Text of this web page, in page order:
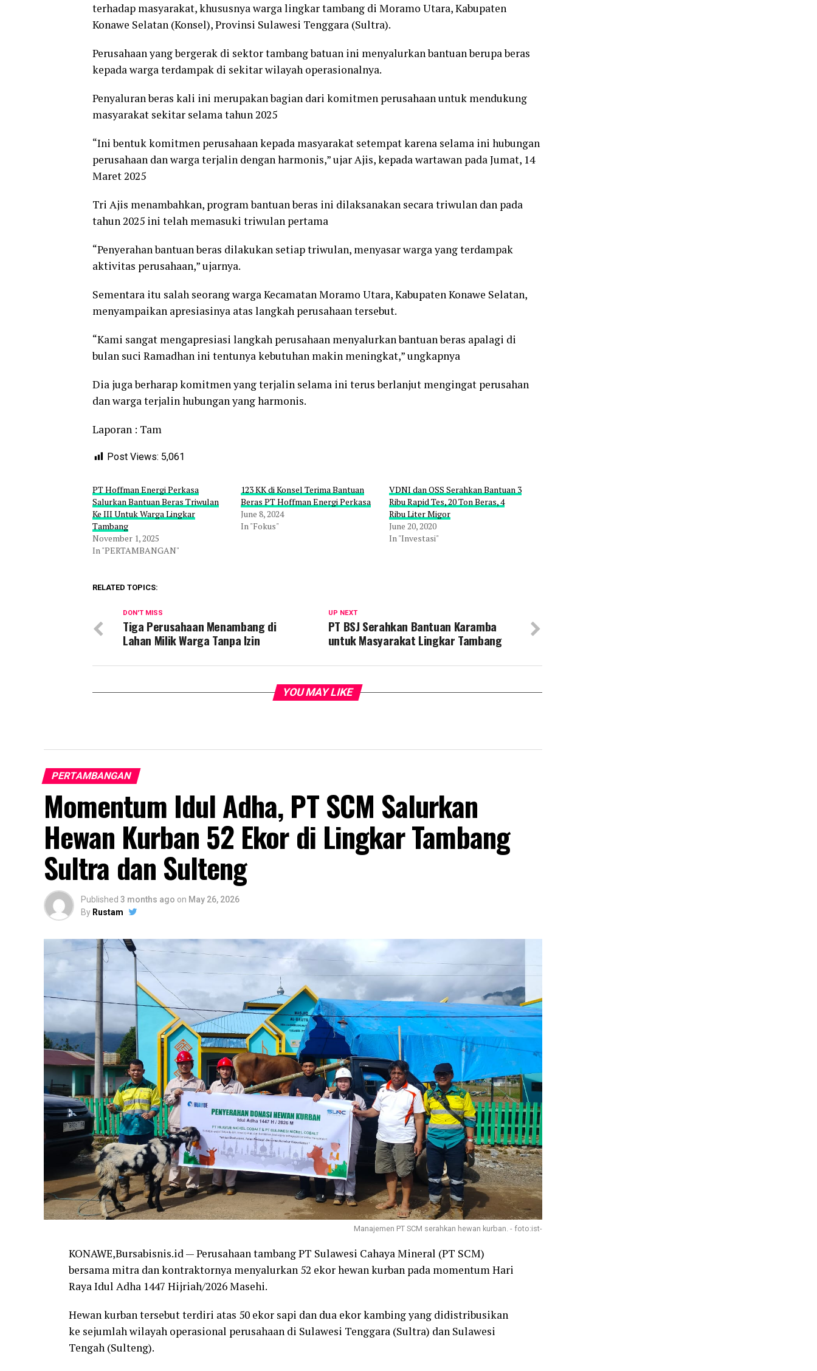
terhadap masyarakat, khususnya warga lingkar tambang di Moramo Utara, Kabupaten
Konawe Selatan (Konsel), Provinsi Sulawesi Tenggara (Sultra).
Perusahaan yang bergerak di sektor tambang batuan ini menyalurkan bantuan berupa beras
kepada warga terdampak di sekitar wilayah operasionalnya.
Penyaluran beras kali ini merupakan bagian dari komitmen perusahaan untuk mendukung
masyarakat sekitar selama tahun 2025
“Ini bentuk komitmen perusahaan kepada masyarakat setempat karena selama ini hubungan
perusahaan dan warga terjalin dengan harmonis,” ujar Ajis, kepada wartawan pada Jumat, 14
Maret 2025
Tri Ajis menambahkan, program bantuan beras ini dilaksanakan secara triwulan dan pada
tahun 2025 ini telah memasuki triwulan pertama
“Penyerahan bantuan beras dilakukan setiap triwulan, menyasar warga yang terdampak
aktivitas perusahaan,” ujarnya.
Sementara itu salah seorang warga Kecamatan Moramo Utara, Kabupaten Konawe Selatan,
menyampaikan apresiasinya atas langkah perusahaan tersebut.
“Kami sangat mengapresiasi langkah perusahaan menyalurkan bantuan beras apalagi di
bulan suci Ramadhan ini tentunya kebutuhan makin meningkat,” ungkapnya
Dia juga berharap komitmen yang terjalin selama ini terus berlanjut mengingat perusahan
dan warga terjalin hubungan yang harmonis.
Laporan : Tam
Post Views: 5,061
PT Hoffman Energi Perkasa
Salurkan Bantuan Beras Triwulan
Ke III Untuk Warga Lingkar
Tambang
November 1, 2025
In "PERTAMBANGAN"
123 KK di Konsel Terima Bantuan
Beras PT Hoffman Energi Perkasa
June 8, 2024
In "Fokus"
VDNI dan OSS Serahkan Bantuan 3
Ribu Rapid Tes, 20 Ton Beras, 4
Ribu Liter Migor
June 20, 2020
In "Investasi"
RELATED TOPICS:
UP NEXT
PT BSJ Serahkan Bantuan Karamba
untuk Masyarakat Lingkar Tambang
DON'T MISS
Tiga Perusahaan Menambang di
Lahan Milik Warga Tanpa Izin
YOU MAY LIKE
PERTAMBANGAN
Momentum Idul Adha, PT SCM Salurkan
Hewan Kurban 52 Ekor di Lingkar Tambang
Sultra dan Sulteng
Published 3 months ago on May 26, 2026
By Rustam
Manajemen PT SCM serahkan hewan kurban. - foto:ist-
KONAWE,Bursabisnis.id — Perusahaan tambang PT Sulawesi Cahaya Mineral (PT SCM)
bersama mitra dan kontraktornya menyalurkan 52 ekor hewan kurban pada momentum Hari
Raya Idul Adha 1447 Hijriah/2026 Masehi.
Hewan kurban tersebut terdiri atas 50 ekor sapi dan dua ekor kambing yang didistribusikan
ke sejumlah wilayah operasional perusahaan di Sulawesi Tenggara (Sultra) dan Sulawesi
Tengah (Sulteng).